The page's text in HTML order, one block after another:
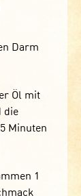
Darm
Öl mit
die
Minuten
1